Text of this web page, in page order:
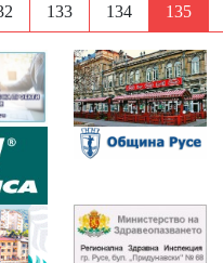
133 134 135